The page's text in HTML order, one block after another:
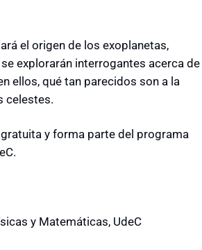
el origen de los exoplanetas,
explorarán interrogantes acerca de
ellos, qué tan parecidos son a la
celestes.
y forma parte del programa
y Matemáticas, UdeC